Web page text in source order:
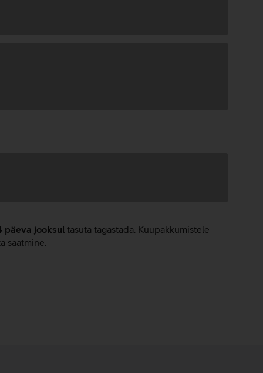
päeva jooksul tasuta tagastada. Kuupakkumistele
saatmine.